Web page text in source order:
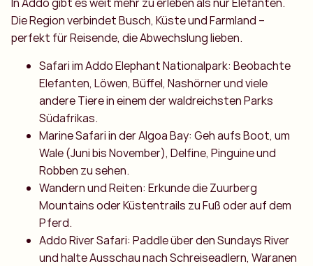
Die Region verbindet Busch, Küste und Farmland –
perfekt für Reisende, die Abwechslung lieben.
Safari im Addo Elephant Nationalpark: Beobachte
Elefanten, Löwen, Büffel, Nashörner und viele
andere Tiere in einem der waldreichsten Parks
Südafrikas.
Marine Safari in der Algoa Bay: Geh aufs Boot, um
Wale (Juni bis November), Delfine, Pinguine und
Robben zu sehen.
Wandern und Reiten: Erkunde die Zuurberg
Mountains oder Küstentrails zu Fuß oder auf dem
Pferd.
Addo River Safari: Paddle über den Sundays River
und halte Ausschau nach Schreiseadlern, Waranen